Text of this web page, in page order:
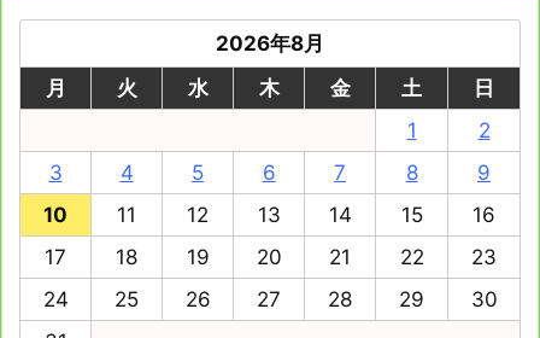
2026年8月
月
火 水 木 金 土
日
1
2
3
4 5 6 7 8
9
10
11 12 13 14 15
16
17
18 19 20 21 22
23
24
25 26 27 28 29
30